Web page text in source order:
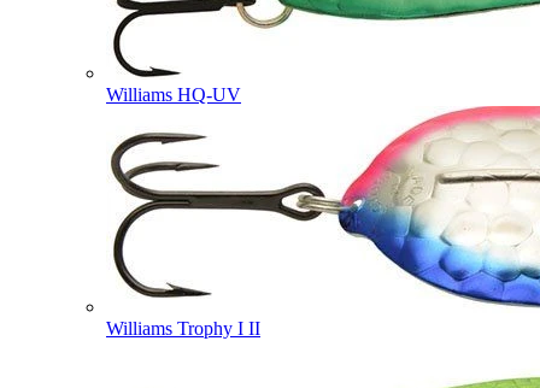
Williams HQ-UV
Williams Trophy I II